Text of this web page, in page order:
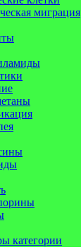
миграция
категории